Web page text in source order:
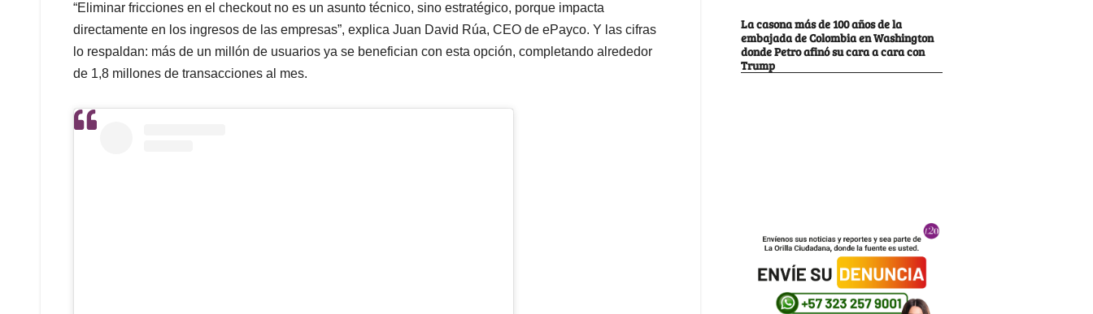
“Eliminar fricciones en el checkout no es un asunto técnico, sino estratégico, porque impacta
directamente en los ingresos de las empresas”, explica Juan David Rúa, CEO de ePayco. Y las cifras
lo respaldan: más de un millón de usuarios ya se benefician con esta opción, completando alrededor
de 1,8 millones de transacciones al mes.
La casona más de 100 años de la
embajada de Colombia en Washington
donde Petro afinó su cara a cara con
Trump